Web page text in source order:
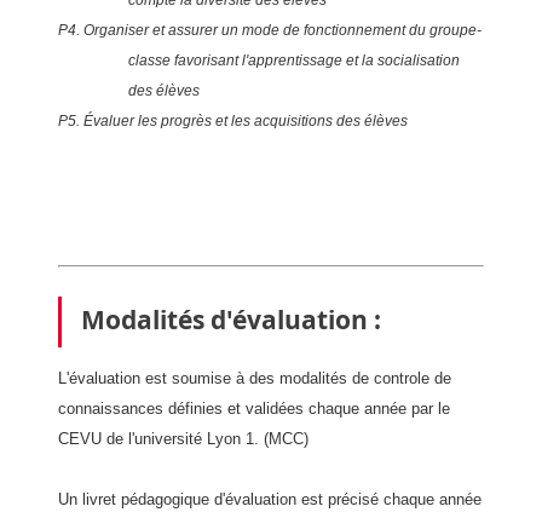
P4. Organiser et assurer un mode de fonctionnement du groupe-
classe favorisant l'apprentissage et la socialisation
des élèves
P5. Évaluer les progrès et les acquisitions des élèves
Modalités d'évaluation :
L'évaluation est soumise à des modalités de controle de
connaissances définies et validées chaque année par le
CEVU de l'université Lyon 1. (MCC)
Un livret pédagogique d'évaluation est précisé chaque année